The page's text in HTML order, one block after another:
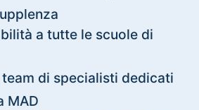
a tutte le scuole di
di specialisti dedicati
MAD